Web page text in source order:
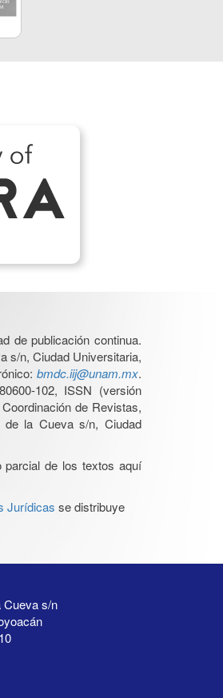
de publicación continua.
s/n, Ciudad Universitaria,
bmdc.iij@unam.mx.
102, ISSN (versión
de Revistas,
de la Cueva s/n, Ciudad
parcial de los textos aquí
Jurídicas se distribuye
Cueva s/n